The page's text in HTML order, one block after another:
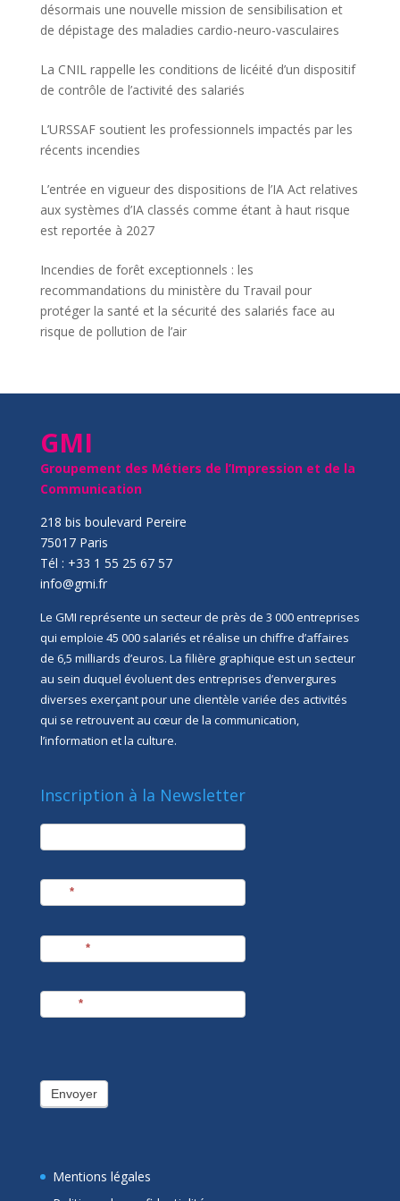
désormais une nouvelle mission de sensibilisation et
de dépistage des maladies cardio-neuro-vasculaires
La CNIL rappelle les conditions de licéité d’un dispositif
de contrôle de l’activité des salariés
L’URSSAF soutient les professionnels impactés par les
récents incendies
L’entrée en vigueur des dispositions de l’IA Act relatives
aux systèmes d’IA classés comme étant à haut risque
est reportée à 2027
Incendies de forêt exceptionnels : les
recommandations du ministère du Travail pour
protéger la santé et la sécurité des salariés face au
risque de pollution de l’air
GMI
Groupement des Métiers de l’Impression et de la
Communication
218 bis boulevard Pereire
75017 Paris
Tél : +33 1 55 25 67 57
info@gmi.fr
Le GMI représente un secteur de près de 3 000 entreprises
qui emploie 45 000 salariés et réalise un chiffre d’affaires
de 6,5 milliards d’euros. La filière graphique est un secteur
au sein duquel évoluent des entreprises d’envergures
diverses exerçant pour une clientèle variée des activités
qui se retrouvent au cœur de la communication,
l’information et la culture.
Inscription à la Newsletter
newsletter
*
*
*
Envoyer
Mentions légales